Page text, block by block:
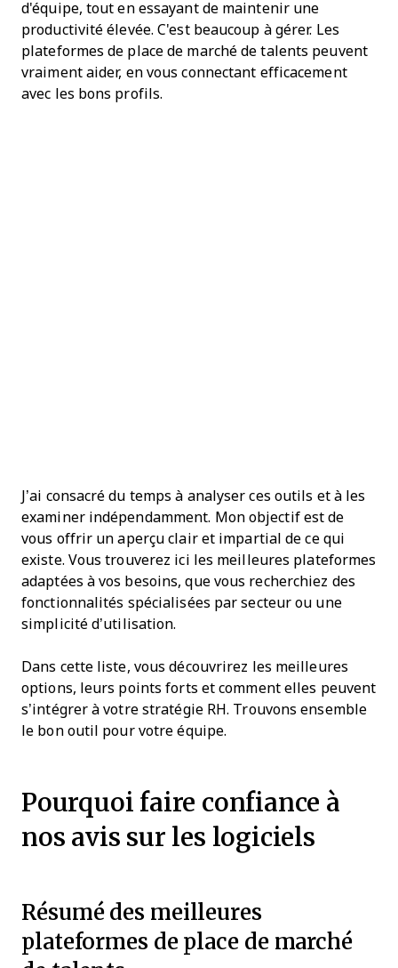
d'équipe, tout en essayant de maintenir une
productivité élevée. C'est beaucoup à gérer. Les
plateformes de place de marché de talents peuvent
vraiment aider, en vous connectant efficacement
avec les bons profils.
J’ai consacré du temps à analyser ces outils et à les
examiner indépendamment. Mon objectif est de
vous offrir un aperçu clair et impartial de ce qui
existe. Vous trouverez ici les meilleures plateformes
adaptées à vos besoins, que vous recherchiez des
fonctionnalités spécialisées par secteur ou une
simplicité d’utilisation.
Dans cette liste, vous découvrirez les meilleures
options, leurs points forts et comment elles peuvent
s’intégrer à votre stratégie RH. Trouvons ensemble
le bon outil pour votre équipe.
Pourquoi faire confiance à
nos avis sur les logiciels
Résumé des meilleures
plateformes de place de marché